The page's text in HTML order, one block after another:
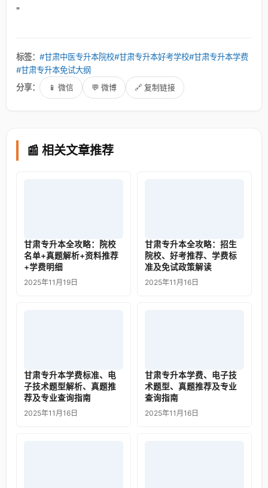
"
标签： #甘肃中医专升本院校#甘肃专升本好考学校#甘肃专升本学费
#甘肃专升本免试大纲
分享：
📱 微信 💬 微博 🔗 复制链接
📰 相关文章推荐
甘肃专升本全攻略：院校
名单+真题解析+资料推荐
+学费明细
2025年11月19日
甘肃专升本全攻略：招生
院校、好考推荐、学费标
准及免试政策解读
2025年11月16日
甘肃专升本学费标准、电
子技术题型解析、真题推
荐及专业查询指南
2025年11月16日
甘肃专升本学费、电子技
术题型、真题推荐及专业
查询指南
2025年11月16日